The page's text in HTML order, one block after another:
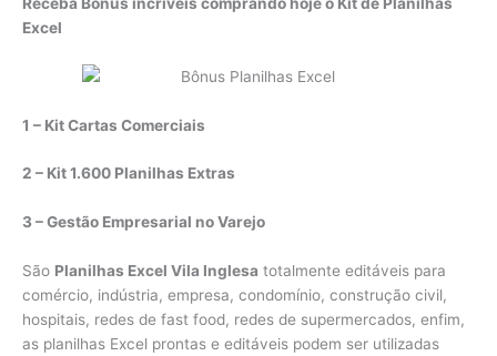
Excel
1 – Kit Cartas Comerciais
2 – Kit 1.600 Planilhas Extras
3 – Gestão Empresarial no Varejo
São Planilhas Excel Vila Inglesa totalmente editáveis para
comércio, indústria, empresa, condomínio, construção civil,
hospitais, redes de fast food, redes de supermercados, enfim,
as planilhas Excel prontas e editáveis podem ser utilizadas